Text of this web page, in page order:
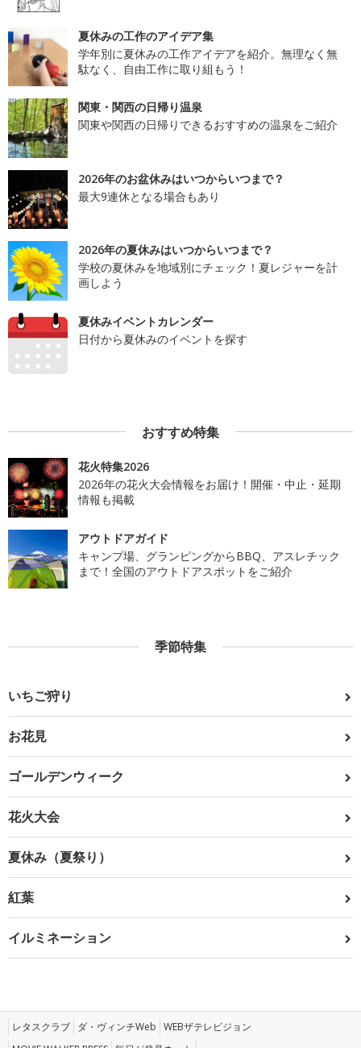
夏休みの工作のアイデア集
学年別に夏休みの工作アイデアを紹介。無理なく無
駄なく、自由工作に取り組もう！
関東・関西の日帰り温泉
関東や関西の日帰りできるおすすめの温泉をご紹介
2026年のお盆休みはいつからいつまで？
最大9連休となる場合もあり
2026年の夏休みはいつからいつまで？
学校の夏休みを地域別にチェック！夏レジャーを計
画しよう
夏休みイベントカレンダー
日付から夏休みのイベントを探す
おすすめ特集
花火特集2026
2026年の花火大会情報をお届け！開催・中止・延期
情報も掲載
アウトドアガイド
キャンプ場、グランピングからBBQ、アスレチック
まで！全国のアウトドアスポットをご紹介
季節特集
いちご狩り
お花見
ゴールデンウィーク
花火大会
夏休み（夏祭り）
紅葉
イルミネーション
レタスクラブ ダ・ヴィンチWeb WEBザテレビジョン